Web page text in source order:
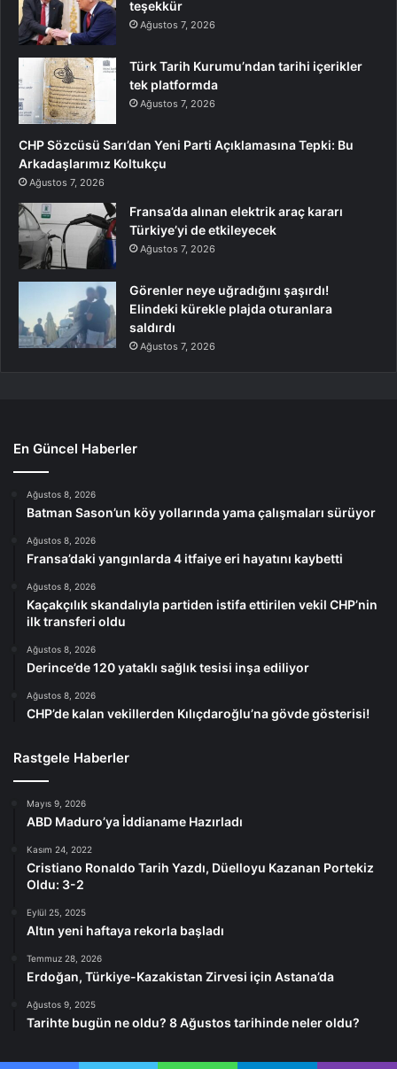
teşekkür
Ağustos 7, 2026
Türk Tarih Kurumu’ndan tarihi içerikler
tek platformda
Ağustos 7, 2026
CHP Sözcüsü Sarı’dan Yeni Parti Açıklamasına Tepki: Bu
Arkadaşlarımız Koltukçu
Ağustos 7, 2026
Fransa’da alınan elektrik araç kararı
Türkiye’yi de etkileyecek
Ağustos 7, 2026
Görenler neye uğradığını şaşırdı!
Elindeki kürekle plajda oturanlara
saldırdı
Ağustos 7, 2026
En Güncel Haberler
Ağustos 8, 2026
Batman Sason’un köy yollarında yama çalışmaları sürüyor
Ağustos 8, 2026
Fransa’daki yangınlarda 4 itfaiye eri hayatını kaybetti
Ağustos 8, 2026
Kaçakçılık skandalıyla partiden istifa ettirilen vekil CHP’nin
ilk transferi oldu
Ağustos 8, 2026
Derince’de 120 yataklı sağlık tesisi inşa ediliyor
Ağustos 8, 2026
CHP’de kalan vekillerden Kılıçdaroğlu’na gövde gösterisi!
Rastgele Haberler
Mayıs 9, 2026
ABD Maduro’ya İddianame Hazırladı
Kasım 24, 2022
Cristiano Ronaldo Tarih Yazdı, Düelloyu Kazanan Portekiz
Oldu: 3-2
Eylül 25, 2025
Altın yeni haftaya rekorla başladı
Temmuz 28, 2026
Erdoğan, Türkiye-Kazakistan Zirvesi için Astana’da
Ağustos 9, 2025
Tarihte bugün ne oldu? 8 Ağustos tarihinde neler oldu?